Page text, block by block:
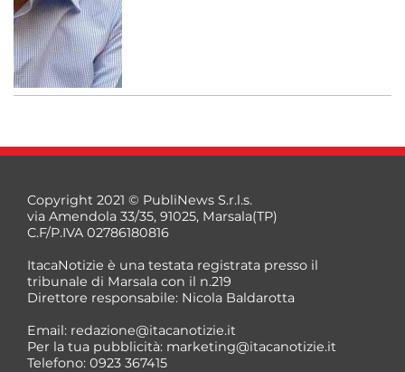
Copyright 2021 © PubliNews S.r.l.s.
via Amendola 33/35, 91025, Marsala(TP)
C.F/P.IVA 02786180816
ItacaNotizie è una testata registrata presso il
tribunale di Marsala con il n.219
Direttore responsabile: Nicola Baldarotta
Email: redazione@itacanotizie.it
Per la tua pubblicità: marketing@itacanotizie.it
Telefono: 0923 367415